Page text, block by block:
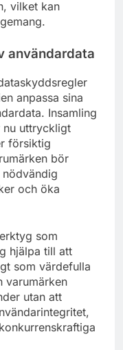
vilket kan
användardata
anpassa sina
Insamling
nu uttryckligt
försiktig
bör
och öka
som
hjälpa till att
som värdefulla
varumärken
utan att